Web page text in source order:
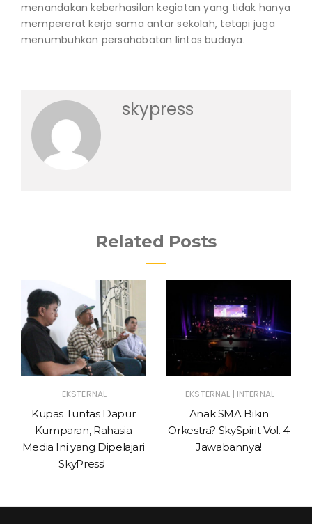
menandakan keberhasilan kegiatan yang tidak hanya
mempererat kerja sama antar sekolah, tetapi juga
menumbuhkan persahabatan lintas budaya.
skypress
Related Posts
EKSTERNAL
Kupas Tuntas Dapur
Kumparan, Rahasia
Media Ini yang Dipelajari
SkyPress!
EKSTERNAL | INTERNAL
Anak SMA Bikin
Orkestra? SkySpirit Vol. 4
Jawabannya!